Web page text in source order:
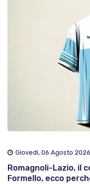
Giovedì, 06 Agosto 2026
Romagnoli-Lazio, il
Formello, ecco